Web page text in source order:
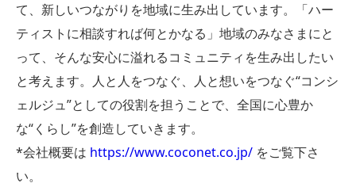
て、新しいつながりを地域に生み出しています。「ハー
ティストに相談すれば何とかなる」地域のみなさまにと
って、そんな安心に溢れるコミュニティを生み出したい
と考えます。人と人をつなぐ、人と想いをつなぐ“コンシ
ェルジュ”としての役割を担うことで、全国に心豊か
な“くらし”を創造していきます。
*会社概要は https://www.coconet.co.jp/ をご覧下さ
い。